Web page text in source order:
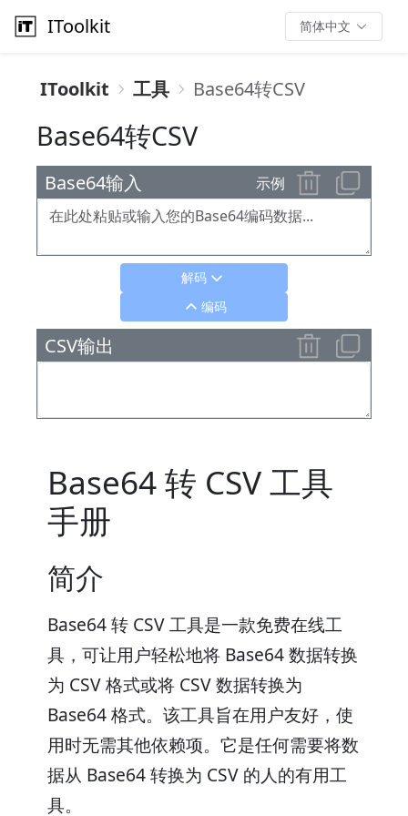
IToolkit 简体中文
IToolkit 工具 Base64转CSV
Base64转CSV
Base64输入 示例
解码
编码
CSV输出
Base64 转 CSV 工具
手册
简介
Base64 转 CSV 工具是一款免费在线工
具，可让用户轻松地将 Base64 数据转换
为 CSV 格式或将 CSV 数据转换为
Base64 格式。该工具旨在用户友好，使
用时无需其他依赖项。它是任何需要将数
据从 Base64 转换为 CSV 的人的有用工
具。